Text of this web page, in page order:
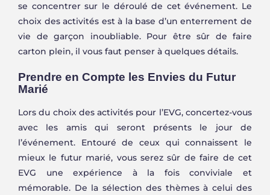
se concentrer sur le déroulé de cet événement. Le
choix des activités est à la base d’un enterrement de
vie de garçon inoubliable. Pour être sûr de faire
carton plein, il vous faut penser à quelques détails.
Prendre en Compte les Envies du Futur
Marié
Lors du choix des activités pour l’EVG, concertez-vous
avec les amis qui seront présents le jour de
l’événement. Entouré de ceux qui connaissent le
mieux le futur marié, vous serez sûr de faire de cet
EVG une expérience à la fois conviviale et
mémorable. De la sélection des thèmes à celui des